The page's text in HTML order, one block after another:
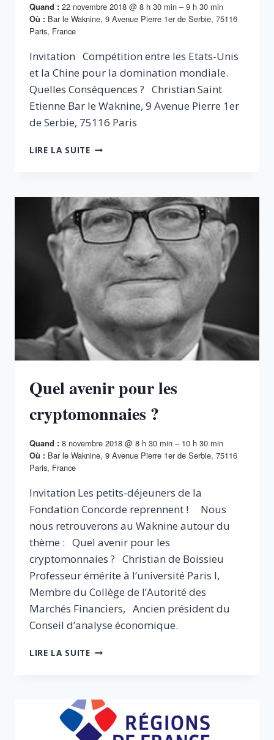
Quand : 22 novembre 2018 @ 8 h 30 min – 9 h 30 min
Où : Bar le Waknine, 9 Avenue Pierre 1er de Serbie, 75116
Paris, France
Invitation Compétition entre les Etats-Unis
et la Chine pour la domination mondiale.
Quelles Conséquences ? Christian Saint
Etienne Bar le Waknine, 9 Avenue Pierre 1er
de Serbie, 75116 Paris
LIRE LA SUITECOMPÉTITION
UNIS
ET
LA
CHINE
POUR
DOMINATION
MONDIALE.
QUELLES
CONSÉQUENCES
?
Quel avenir pour les
cryptomonnaies ?
Quand : 8 novembre 2018 @ 8 h 30 min – 10 h 30 min
Où : Bar le Waknine, 9 Avenue Pierre 1er de Serbie, 75116
Paris, France
Invitation Les petits-déjeuners de la
Fondation Concorde reprennent ! Nous
nous retrouverons au Waknine autour du
thème : Quel avenir pour les
cryptomonnaies ? Christian de Boissieu
Professeur émérite à l’université Paris I,
Membre du Collège de l’Autorité des
Marchés Financiers, Ancien président du
Conseil d’analyse économique.
LIRE LA SUITEQUEL
CRYPTOMONNAIES
?